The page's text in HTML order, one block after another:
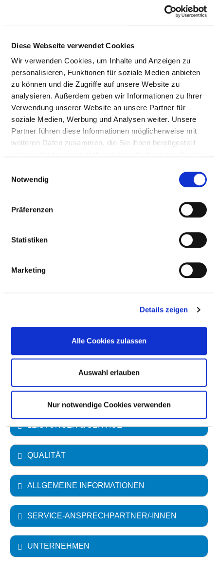
Diese Webseite verwendet Cookies
Wir verwenden Cookies, um Inhalte und Anzeigen zu
personalisieren, Funktionen für soziale Medien anbieten
zu können und die Zugriffe auf unsere Website zu
analysieren. Außerdem geben wir Informationen zu Ihrer
Verwendung unserer Website an unsere Partner für
soziale Medien, Werbung und Analysen weiter. Unsere
Partner führen diese Informationen möglicherweise mit
weiteren Daten zusammen, die Sie ihnen bereitgestellt
Notwendig
Präferenzen
Statistiken
Marketing
Details zeigen
Alle Cookies zulassen
Auswahl erlauben
Nur notwendige Cookies verwenden
John-Brinckman-Straße 8-10
19370 Parchim
Tel.:03871-370
Mail:moc.soipelksa@mihcrap.ofni
Anfahrt
https://www.asklepios.com/parchim/
BASIS-INFOS
Anzahl Betten: 145
Akademisches Lehrkrankenhaus
Universität Rostock
FACHABTEILUNGEN
LEISTUNGEN & SERVICE
QUALITÄT
ALLGEMEINE INFORMATIONEN
SERVICE-ANSPRECHPARTNER/-INNEN
UNTERNEHMEN